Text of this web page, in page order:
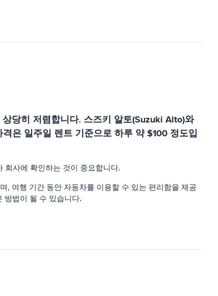
당히 저렴합니다. 스즈키 알토(Suzuki Alto)와
은 일주일 렌트 기준으로 하루 약 $100 정도입
회사에 확인하는 것이 중요합니다.
, 여행 기간 동안 자동차를 이용할 수 있는 편리함을 제공
방법이 될 수 있습니다.